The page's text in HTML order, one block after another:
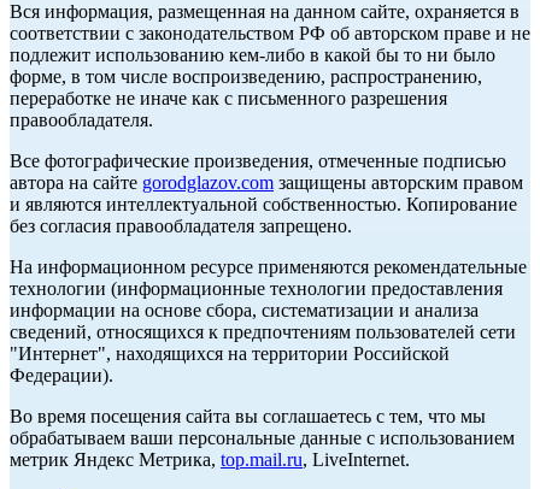
Вся информация, размещенная на данном сайте, охраняется в
соответствии с законодательством РФ об авторском праве и не
подлежит использованию кем-либо в какой бы то ни было
форме, в том числе воспроизведению, распространению,
переработке не иначе как с письменного разрешения
правообладателя.
Все фотографические произведения, отмеченные подписью
автора на сайте gorodglazov.com защищены авторским правом
и являются интеллектуальной собственностью. Копирование
без согласия правообладателя запрещено.
На информационном ресурсе применяются рекомендательные
технологии (информационные технологии предоставления
информации на основе сбора, систематизации и анализа
сведений, относящихся к предпочтениям пользователей сети
"Интернет", находящихся на территории Российской
Федерации).
Во время посещения сайта вы соглашаетесь с тем, что мы
обрабатываем ваши персональные данные с использованием
метрик Яндекс Метрика, top.mail.ru, LiveInternet.